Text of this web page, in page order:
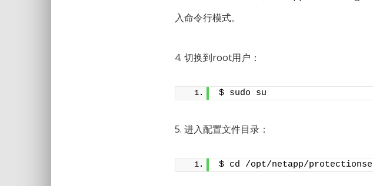
入命令行模式。
4. 切换到root用户：
$ sudo su
5. 进入配置文件目录：
$ cd /opt/netapp/